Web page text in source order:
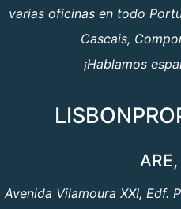
varias oficinas en todo
Cascais,
¡Hablamos
Avenida Vilamoura XXI, Edf.